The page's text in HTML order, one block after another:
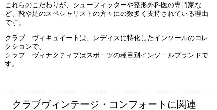
これらのこだわりが、シューフィッターや整形外科医の専門家な
ど、靴や足のスペシャリストの方々にの数多く支持されている理由
です。
クラブ ヴィキュイートは、レディスに特化したインソールのコレ
クションで、
クラブ ヴィナクティブはスポーツの種目別インソールブランドで
す。
クラブヴィンテージ・コンフォートに関連